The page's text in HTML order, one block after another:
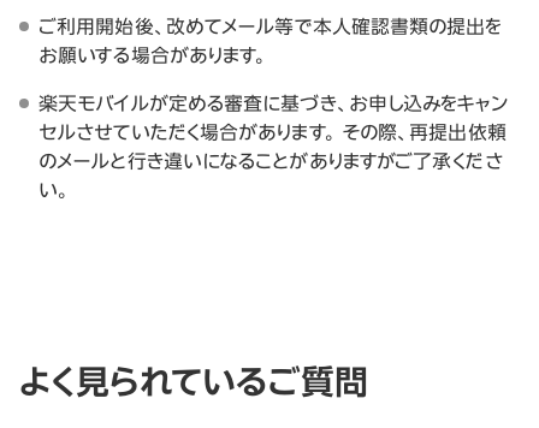
ご利用開始後、改めてメール等で本人確認書類の提出を
お願いする場合があります。
楽天モバイルが定める審査に基づき、お申し込みをキャン
セルさせていただく場合があります。 その際、再提出依頼
のメールと行き違いになることがありますがご了承くださ
い。
よく見られているご質問